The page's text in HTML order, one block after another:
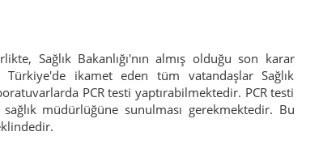
Sağlık Bakanlığı'nın almış olduğu son karar
ikamet eden tüm vatandaşlar Sağlık
PCR testi yaptırabilmektedir. PCR testi
sağlık müdürlüğüne sunulması gerekmektedir. Bu